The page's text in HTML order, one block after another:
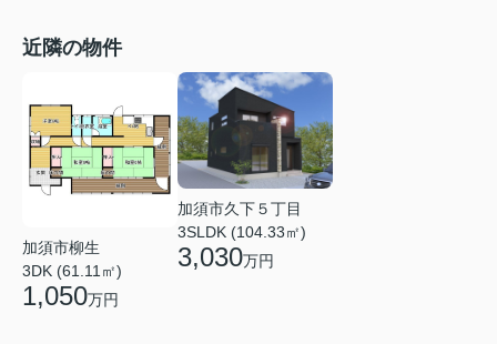
近隣の物件
加須市柳生
3DK (61.11㎡)
1,050万円
加須市久下５丁目
3SLDK (104.33㎡)
3,030万円